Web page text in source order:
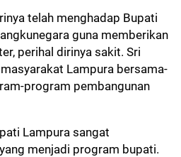
telah menghadap Bupati
guna memberikan
perihal dirinya sakit. Sri
Lampura bersama-
program pembangunan
Lampura sangat
menjadi program bupati.